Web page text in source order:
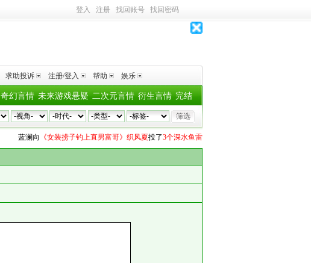
登入 注册 找回账号 找回密码
求助投诉 注册/登入 帮助 娱乐
完结
衍生言情
二次元言情
未来游戏悬疑
奇幻言情
蓝澜向《女装捞子钓上直男富哥》织风夏投了3个深水鱼雷